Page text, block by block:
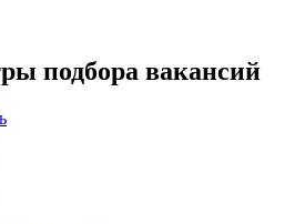
подбора вакансий